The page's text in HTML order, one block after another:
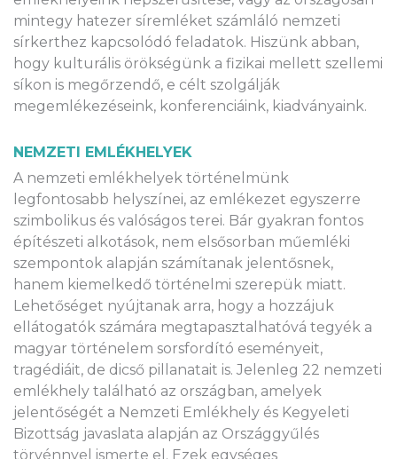
mintegy hatezer síremléket számláló nemzeti
sírkerthez kapcsolódó feladatok. Hiszünk abban,
hogy kulturális örökségünk a fizikai mellett szellemi
síkon is megőrzendő, e célt szolgálják
megemlékezéseink, konferenciáink, kiadványaink.
NEMZETI EMLÉKHELYEK
A nemzeti emlékhelyek történelmünk
legfontosabb helyszínei, az emlékezet egyszerre
szimbolikus és valóságos terei. Bár gyakran fontos
építészeti alkotások, nem elsősorban műemléki
szempontok alapján számítanak jelentősnek,
hanem kiemelkedő történelmi szerepük miatt.
Lehetőséget nyújtanak arra, hogy a hozzájuk
ellátogatók számára megtapasztalhatóvá tegyék a
magyar történelem sorsfordító eseményeit,
tragédiáit, de dicső pillanatait is. Jelenleg 22 nemzeti
emlékhely található az országban, amelyek
jelentőségét a Nemzeti Emlékhely és Kegyeleti
Bizottság javaslata alapján az Országgyűlés
törvénnyel ismerte el. Ezek egységes